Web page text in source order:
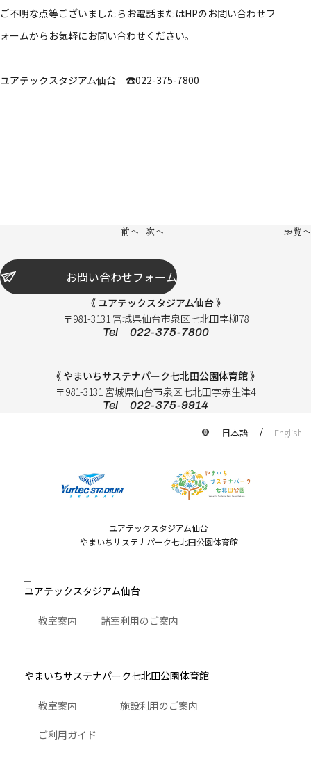
ご不明な点等ございましたらお電話またはHPのお問い合わせフ
ォームからお気軽にお問い合わせください。
ユアテックスタジアム仙台 ☎022-375-7800
前へ 次へ 一覧へ
お問い合わせフォーム
《 ユアテックスタジアム仙台 》
〒981-3131 宮城県仙台市泉区七北田字柳78
Tel 022-375-7800
《 やまいちサステナパーク七北田公園体育館 》
〒981-3131 宮城県仙台市泉区七北田字赤生津4
Tel 022-375-9914
日本語 English
ユアテックスタジアム仙台
やまいちサステナパーク七北田公園体育館
ユアテックスタジアム仙台
教室案内 諸室利用のご案内
やまいちサステナパーク七北田公園体育館
教室案内 施設利用のご案内
ご利用ガイド